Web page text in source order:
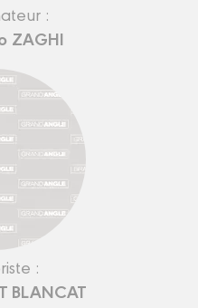
:
ZAGHI
:
BLANCAT